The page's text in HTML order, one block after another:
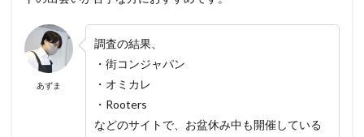
あずま
調査の結果、
・街コンジャパン
・オミカレ
・Rooters
などのサイトで、お盆休み中も開催している